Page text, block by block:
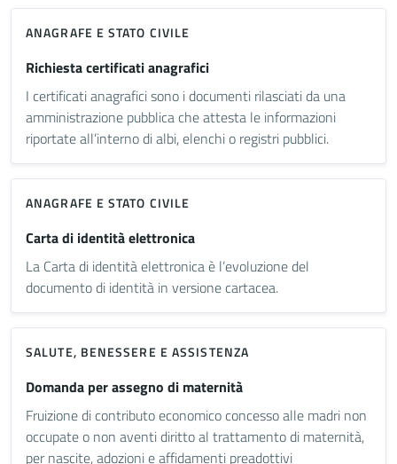
ANAGRAFE E STATO CIVILE
Richiesta certificati anagrafici
I certificati anagrafici sono i documenti rilasciati da una
amministrazione pubblica che attesta le informazioni
riportate all’interno di albi, elenchi o registri pubblici.
ANAGRAFE E STATO CIVILE
Carta di identità elettronica
La Carta di identità elettronica è l’evoluzione del
documento di identità in versione cartacea.
SALUTE, BENESSERE E ASSISTENZA
Domanda per assegno di maternità
Fruizione di contributo economico concesso alle madri non
occupate o non aventi diritto al trattamento di maternità,
per nascite, adozioni e affidamenti preadottivi